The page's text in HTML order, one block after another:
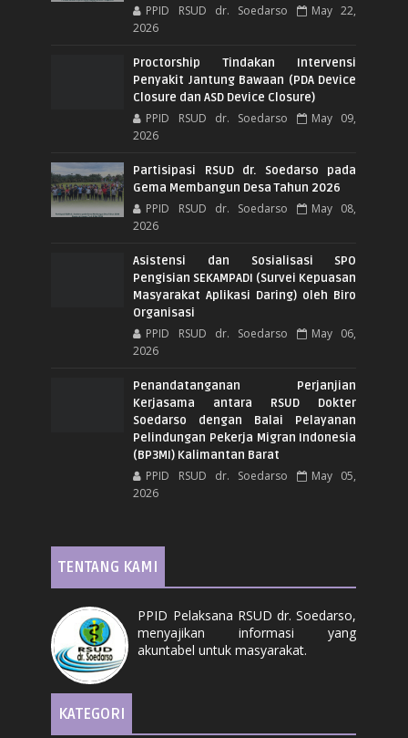
PPID RSUD dr. Soedarso
May 22,
2026
Proctorship Tindakan Intervensi
Penyakit Jantung Bawaan (PDA Device
Closure dan ASD Device Closure)
PPID RSUD dr. Soedarso
May 09,
2026
Partisipasi RSUD dr. Soedarso pada
Gema Membangun Desa Tahun 2026
PPID RSUD dr. Soedarso
May 08,
2026
Asistensi dan Sosialisasi SPO
Pengisian SEKAMPADI (Survei Kepuasan
Masyarakat Aplikasi Daring) oleh Biro
Organisasi
PPID RSUD dr. Soedarso
May 06,
2026
Penandatanganan Perjanjian
Kerjasama antara RSUD Dokter
Soedarso dengan Balai Pelayanan
Pelindungan Pekerja Migran Indonesia
(BP3MI) Kalimantan Barat
PPID RSUD dr. Soedarso
May 05,
2026
TENTANG KAMI
PPID Pelaksana RSUD dr. Soedarso,
menyajikan informasi yang
akuntabel untuk masyarakat.
KATEGORI